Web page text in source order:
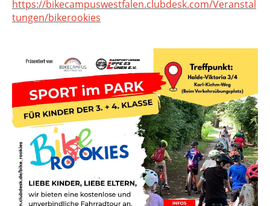
https://bikecampuswestfalen.clubdesk.com/Veranstal
tungen/bikerookies